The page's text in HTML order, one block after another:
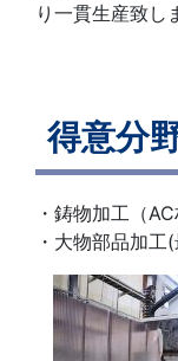
り一貫生産致し
得意分
・鋳物加工（AC
・大物部品加